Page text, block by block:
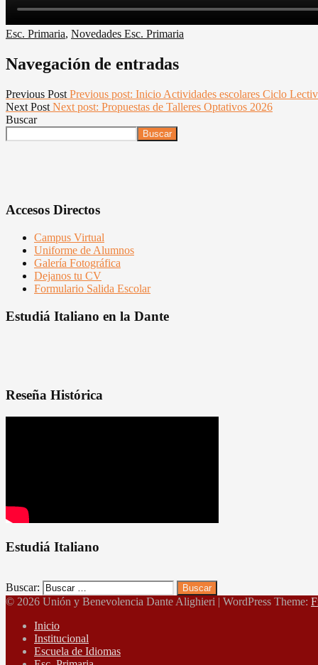
Esc. Primaria, Novedades Esc. Primaria
Navegación de entradas
Previous Post Previous post: Inicio Actividades escolares Ciclo
Next Post Next post: Propuestas de Talleres Optativos 2026
Buscar
Buscar
Accesos Directos
Campus Virtual
Uniforme de Alumnos
Galería Fotográfica
Dejanos tu CV
Formulario Salida Escolar
Estudiá Italiano en la Dante
Reseña Histórica
Estudiá Italiano
Buscar:
© 2026 Unión y Benevolencia Dante Alighieri | WordPress Theme:
Inicio
Institucional
Escuela de Idiomas